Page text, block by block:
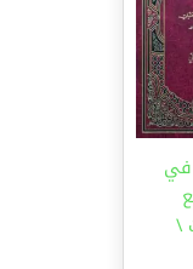
في
\